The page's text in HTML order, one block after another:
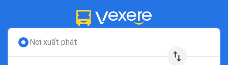
Nơi xuất phát